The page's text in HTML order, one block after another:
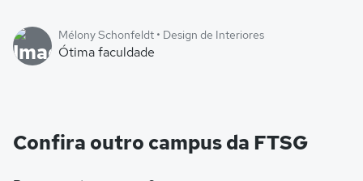
Mélony Schonfeldt • Design de Interiores
Ótima faculdade
Confira outro campus da FTSG